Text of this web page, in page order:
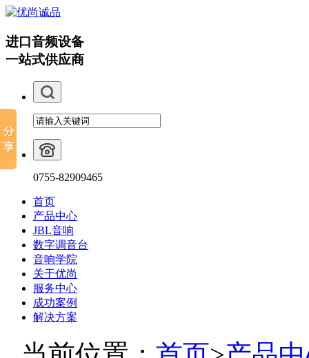
进口音频设备
一站式供应商
0755-82909465
首页
产品中心
JBL音响
数字调音台
音响学院
关于优尚
服务中心
成功案例
解决方案